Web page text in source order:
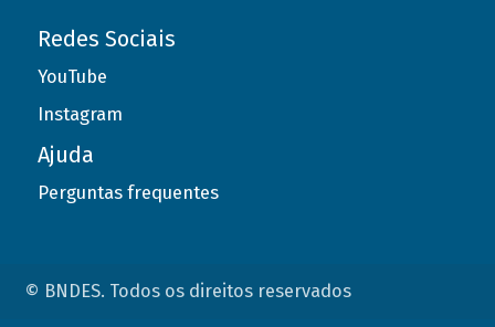
Redes Sociais
YouTube
Instagram
Ajuda
Perguntas frequentes
© BNDES. Todos os direitos reservados